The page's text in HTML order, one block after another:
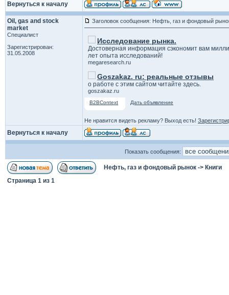
Вернуться к началу
Oil, gas and stock
market
Специалист
Зарегистрирован:
31.05.2008
Заголовок сообщения: Нефть, газ и фондовый
Исследование рынка.
Достоверная информация сэкономит вам
лет опыта исследований!
megaresearch.ru
Goszakaz. ru: реальные отзывы
о работе с этим сайтом читайте здесь.
goszakaz.ru
B2BContext Дать объявление
Не нравится видеть рекламу? Выход есть!
Вернуться к началу
Показать сообщения:
Нефть, газ и фондовый рынок -> Книги
Страница 1 из 1